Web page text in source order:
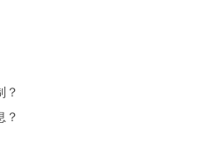
？
？